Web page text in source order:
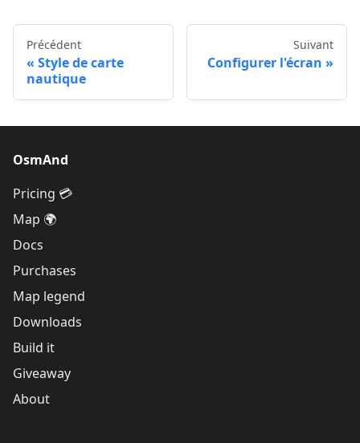
Précédent
Style de carte
nautique
Suivant
Configurer l'écran
OsmAnd
Pricing 💳
Map 🌍
Docs
Purchases
Map legend
Downloads
Build it
Giveaway
About